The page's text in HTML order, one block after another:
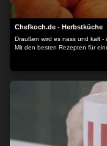
Chefkoch.de - Herbstküche
Draußen wird es nass und kalt -
Mit den besten Rezepten für